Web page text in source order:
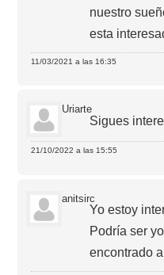
nuestro
esta
11/03/2021 a las 16:35
Uriarte
Sigues
21/10/2022 a las 15:55
anitsirc
Yo estoy
Podría ser
encontrado